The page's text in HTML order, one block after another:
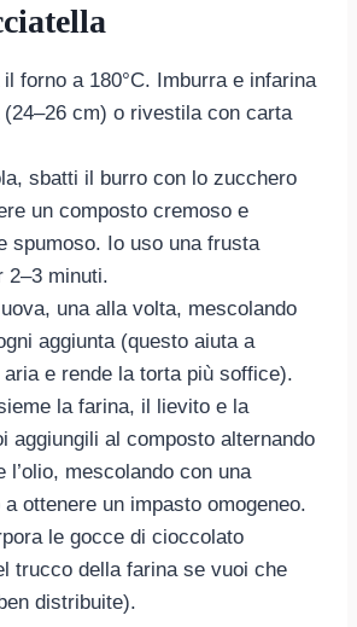
forno a 180°C. Imburra e infarina
(24–26 cm) o rivestila con carta
sbatti il burro con lo zucchero
un composto cremoso e
spumoso. Io uso una frusta
2–3 minuti.
una alla volta, mescolando
aggiunta (questo aiuta a
e rende la torta più soffice).
la farina, il lievito e la
aggiungili al composto alternando
l’olio, mescolando con una
ottenere un impasto omogeneo.
le gocce di cioccolato
trucco della farina se vuoi che
distribuite).